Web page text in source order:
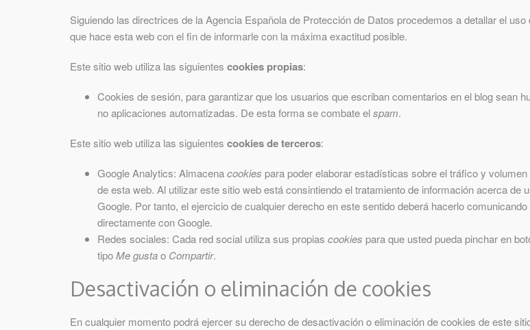
Siguiendo las directrices de la Agencia Española de Protección de Datos procedemos a detallar el uso
que hace esta web con el fin de informarle con la máxima exactitud posible.
Este sitio web utiliza las siguientes cookies propias:
Cookies de sesión, para garantizar que los usuarios que escriban comentarios en el blog sean
no aplicaciones automatizadas. De esta forma se combate elspam.
Este sitio web utiliza las siguientes cookies de terceros:
Google Analytics: Almacenacookies para poder elaborar estadísticas sobre el tráfico y
de esta web. Al utilizar este sitio web está consintiendo el tratamiento de información acerca de
Google. Por tanto, el ejercicio de cualquier derecho en este sentido deberá hacerlo comunicando
directamente con Google.
Redes sociales: Cada red social utiliza sus propias cookies para que usted pueda pinchar en
tipoMe gustao Compartir.
Desactivación o eliminación de cookies
En cualquier momento podrá ejercer su derecho de desactivación o eliminación de cookies de este